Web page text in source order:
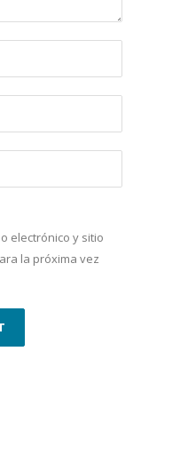
electrónico y sitio
la próxima vez